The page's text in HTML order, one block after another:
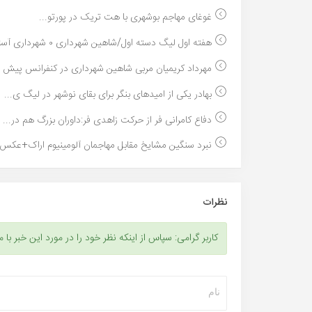
غوغای مهاجم بوشهری با هت تریک در پورتو...
هفته اول لیگ دسته اول/شاهین شهرداری ۰ شهرداری آستا...
مهرداد کریمیان مربی شاهین شهرداری در کنفرانس پیش
بهادر یکی از امیدهای بنگر برای بقای نوشهر در لیگ ی...
دفاع کامرانی فر از حرکت زاهدی فر:داوران بزرگ هم در...
نبرد سنگین مشایخ مقابل مهاجمان آلومینیوم
نظرات
کاربر گرامی: سپاس از اینکه نظر خود را در مورد این خبر